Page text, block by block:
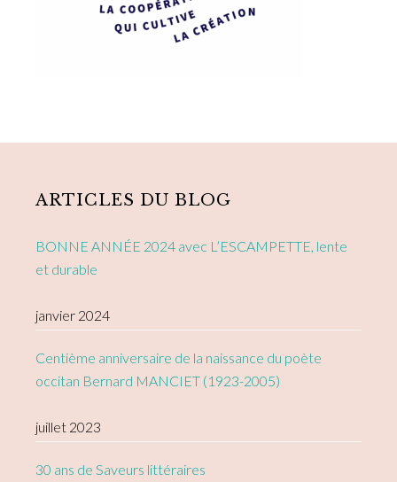
Sidebar
ARTICLES DU BLOG
BONNE ANNÉE 2024 avec L’ESCAMPETTE, lente
et durable
janvier 2024
Centième anniversaire de la naissance du poète
occitan Bernard MANCIET (1923-2005)
juillet 2023
30 ans de Saveurs littéraires